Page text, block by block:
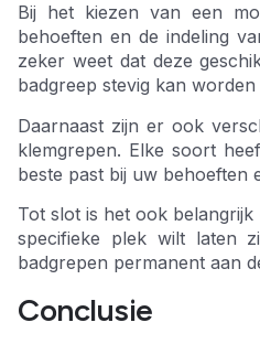
Bij het kiezen van een
behoeften en de indeling
zeker weet dat deze
badgreep stevig kan
Daarnaast zijn er ook
klemgrepen. Elke soort
beste past bij uw behoeften
Tot slot is het ook
specifieke plek wilt laten
badgrepen permanent aan
Conclusie